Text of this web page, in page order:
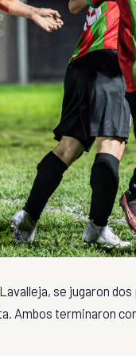
se jugaron
Ambos terminaron